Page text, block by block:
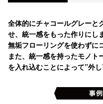
全体的にチャコールグレーと
せ、統一感をもった作りにし
無垢フローリングを使わずに
また、統一感を持ったモノト
を入れ込むことによって”外し